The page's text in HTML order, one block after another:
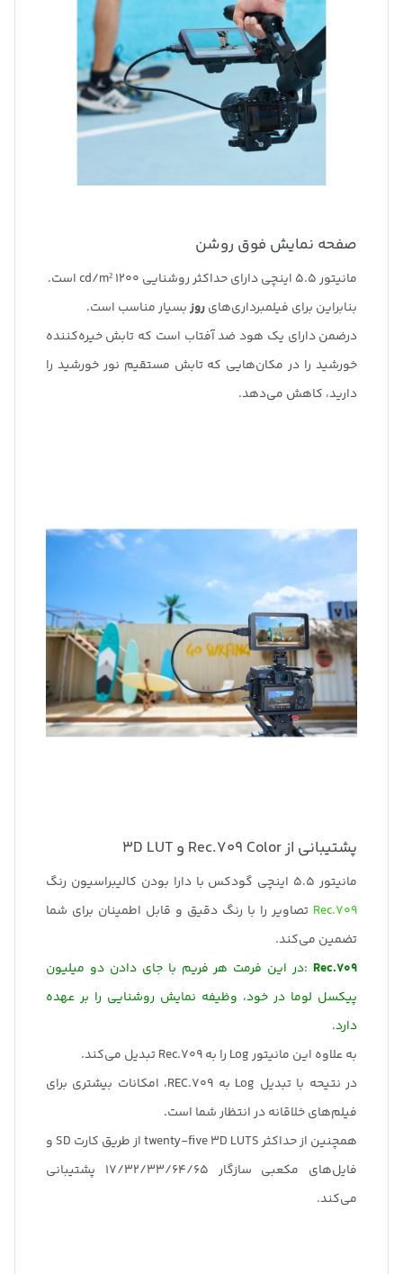
صفحه نمایش فوق روشن
مانیتور 5.5 اینچی دارای حداکثر روشنایی 1200 cd/m² است.
بنابراین برای فیلمبرداری‌هایروزبسیار مناسب است.
درضمن دارای یک هود ضد آفتاب است که تابش خیره‌کننده
خورشید را در مکان‌هایی که تابش مستقیم نور خورشید را
دارید، کاهش می‌دهد.
پشتیبانی از Rec.709 Color و 3D LUT
مانیتور 5.5 اینچی گودکس با دارا بودن کالیبراسیون رنگ
Rec.709 تصاویر را با رنگ دقیق و قابل اطمینان برای شما
تضمین می‌کند.
Rec.709:در این فرمت هر فریم با جای دادن دو میلیون
پیکسل لوما در خود، وظیفه نمایش روشنایی را بر عهده
دارد.
به علاوه این مانیتور Log را به Rec.709 تبدیل می‌کند.
در نتیحه با تبدیل Log به REC.709، امکانات بیشتری برای
فیلم‌های خلاقانه در انتظار شما است.
همچنین از حداکثر twenty-five 3D LUTS از طریق کارت SD و
فایل‌های مکعبی سازگار 17/32/33/64/65 پشتیبانی
می‌کند.